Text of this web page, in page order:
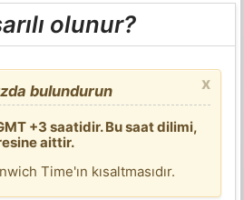
olunur?
x
bulundurun
+3 saatidir. Bu saat dilimi,
aittir.
Time'ın kısaltmasıdır.